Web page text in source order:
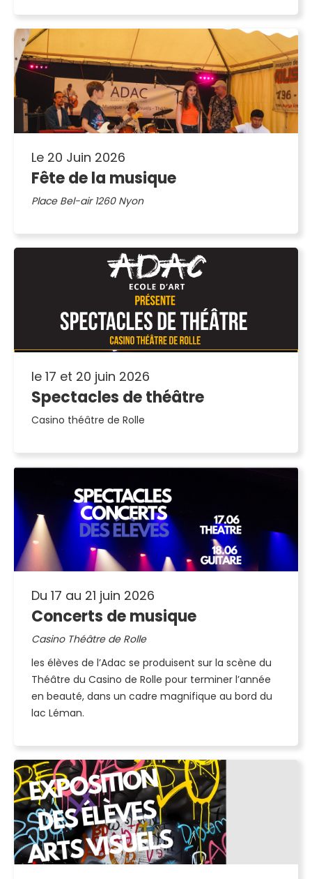
Le 20 Juin 2026
Fête de la musique
Place Bel-air 1260 Nyon
le 17 et 20 juin 2026
Spectacles de théâtre
Casino théâtre de Rolle
Du 17 au 21 juin 2026
Concerts de musique
Casino Théâtre de Rolle
les élèves de l’Adac se produisent sur la scène du
Théâtre du Casino de Rolle pour terminer l’année
en beauté, dans un cadre magnifique au bord du
lac Léman.